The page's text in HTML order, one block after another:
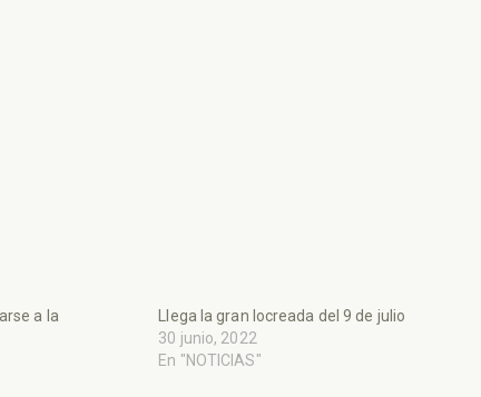
a la
Llega la gran locreada del 9 de julio
30 junio, 2022
En "NOTICIAS"